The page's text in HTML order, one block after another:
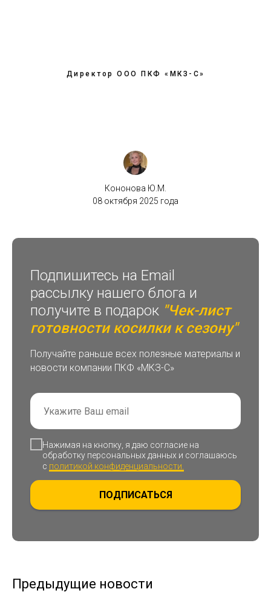
Директор ООО ПКФ «МКЗ-С»
Кононова Ю.М.
08 октября 2025 года
Подпишитесь на Email
рассылку нашего блога и
получите в подарок "Чек-лист
готовности косилки к сезону"
Получайте раньше всех полезные материалы и
новости компании ПКФ «МКЗ-С»
Нажимая на кнопку, я даю согласие на
обработку персональных данных и соглашаюсь
c политикой конфиденциальности.
ПОДПИСАТЬСЯ
Предыдущие новости